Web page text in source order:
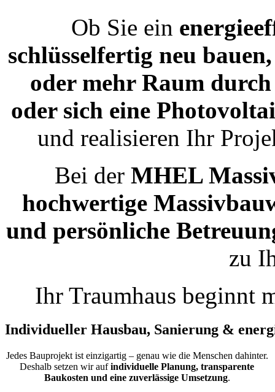
Ob Sie ein
schlüsselfertig neu
oder mehr Raum
oder sich eine
und realisieren Ihr
Bei der MHEL
hochwertige
und persönliche
zu
Ihr Traumhaus beginnt
Individueller Hausbau, Sanierung &
Jedes Bauprojekt ist einzigartig – genau wie die Menschen dahinter.
Deshalb setzen wir aufindividuelle Planung, transparente
Baukosten und eine zuverlässige Umsetzung.